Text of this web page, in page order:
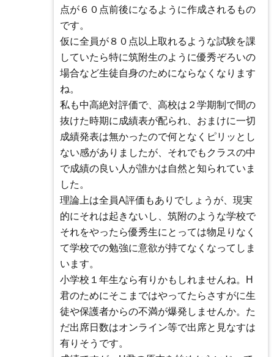
点が６０点前後になるように作成されるもの
です。
仮に全員が８０点以上取れるような試験を課
していたら特に筑附生のように優秀ぞろいの
場合など生徒自身のためにならなくなります
ね。
私も中高絶対評価で、高校は２学期制で間の
抜けた時期に成績表が配られ、おまけに一切
成績発表は無かったので何となくピリッとし
ない感がありましたが、それでもクラスの中
で成績の良い人が誰かは自然と知られていま
した。
理論上は全員A評価もありでしょうが、現実
的にそれは起きないし、筑附のような学校で
それをやったら優秀生にとっては物足りなく
て学校での勉強に意欲が持てなくなってしま
います。
小学校１年生なら有りかもしれませんね。H
君のためにそこまではやってたらさすがに生
徒や保護者からの不満が爆発しませんか。た
だ出席日数はオンライン等で出席と見なすは
有りそうです。